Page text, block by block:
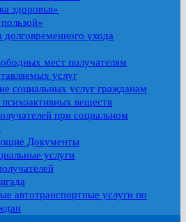
здоровья»
долговременного ухода
мест получателям
услуг
социальных услуг гражданам
веществ
при социальном
Документы
услуги
автотранспортные услуги по